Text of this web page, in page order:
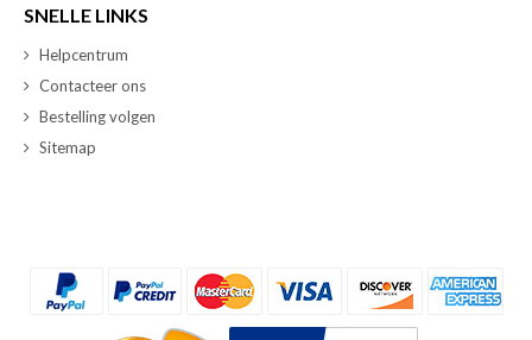
SNELLE LINKS
Helpcentrum
Contacteer ons
Bestelling volgen
Sitemap